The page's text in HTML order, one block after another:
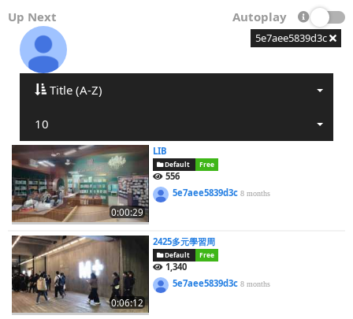
Up Next Autoplay
5e7aee5839d3c
Title (A-Z)
10
0:00:29
LIB
Default Free
556
5e7aee5839d3c8 months
0:06:12
2425多元學習周
Default Free
1,340
5e7aee5839d3c8 months